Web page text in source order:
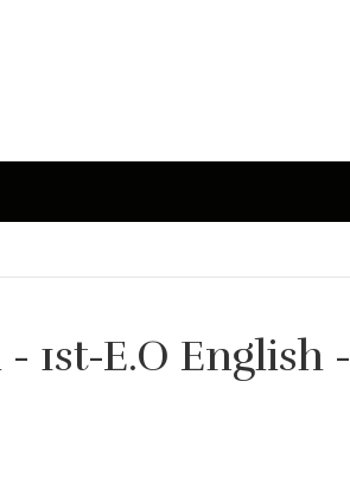
1st-E.O English -